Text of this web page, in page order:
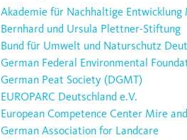
Akademie für Nachhaltige Entwicklung
Bernhard und Ursula Plettner-Stiftung
Bund für Umwelt und Naturschutz
German Federal Environmental
German Peat Society (DGMT)
EUROPARC Deutschland e.V.
European Competence Center Mire
German Association for Landcare